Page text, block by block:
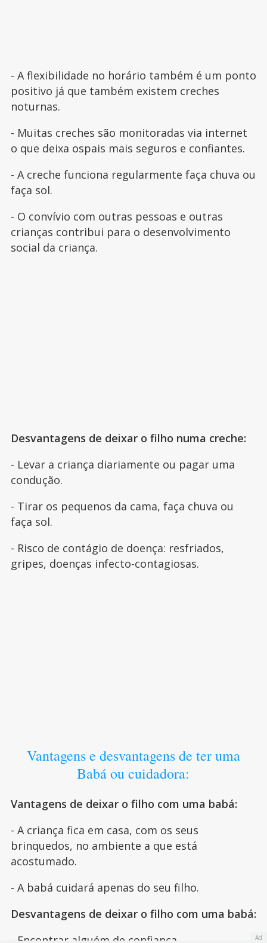
- A flexibilidade no horário também é um ponto
positivo já que também existem creches
noturnas.
- Muitas creches são monitoradas via internet
o que deixa ospais mais seguros e confiantes.
- A creche funciona regularmente faça chuva ou
faça sol.
- O convívio com outras pessoas e outras
crianças contribui para o desenvolvimento
social da criança.
Desvantagens de deixar o filho numa creche:
- Levar a criança diariamente ou pagar uma
condução.
- Tirar os pequenos da cama, faça chuva ou
faça sol.
- Risco de contágio de doença: resfriados,
gripes, doenças infecto-contagiosas.
Vantagens e desvantagens de ter uma
Babá ou cuidadora:
Vantagens de deixar o filho com uma babá:
- A criança fica em casa, com os seus
brinquedos, no ambiente a que está
acostumado.
- A babá cuidará apenas do seu filho.
Desvantagens de deixar o filho com uma babá:
Ad